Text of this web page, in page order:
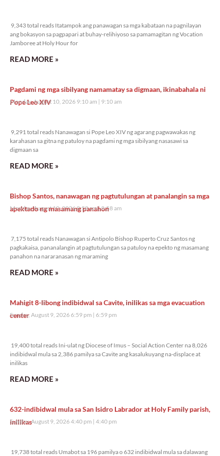
9,343 total reads Itatampok ang panawagan sa mga kabataan na pagnilayan
ang bokasyon sa pagpapari at buhay-relihiyoso sa pamamagitan ng Vocation
Jamboree at Holy Hour for
READ MORE »
Pagdami ng mga sibilyang namamatay sa digmaan, ikinabahala ni
Pope Leo XIV
Monday, August 10, 2026 9:10 am 9:10 am
9,291 total reads Nanawagan si Pope Leo XIV ng agarang pagwawakas ng
karahasan sa gitna ng patuloy na pagdami ng mga sibilyang nasasawi sa
digmaan sa
READ MORE »
Bishop Santos, nanawagan ng pagtutulungan at panalangin sa mga
apektado ng masamang panahon
Monday, August 10, 2026 8:58 am 8:58 am
7,175 total reads Nanawagan si Antipolo Bishop Ruperto Cruz Santos ng
pagkakaisa, pananalangin at pagtutulungan sa patuloy na epekto ng masamang
panahon na nararanasan ng maraming
READ MORE »
Mahigit 8-libong indibidwal sa Cavite, inilikas sa mga evacuation
center
Sunday, August 9, 2026 6:59 pm 6:59 pm
19,400 total reads Ini-ulat ng Diocese of Imus – Social Action Center na 8,026
indibidwal mula sa 2,386 pamilya sa Cavite ang kasalukuyang na-displace at
inilikas
READ MORE »
632-indibidwal mula sa San Isidro Labrador at Holy Family parish,
inilikas
Sunday, August 9, 2026 4:40 pm 4:40 pm
19,738 total reads Umabot sa 196 pamilya o 632 indibidwal mula sa dalawang